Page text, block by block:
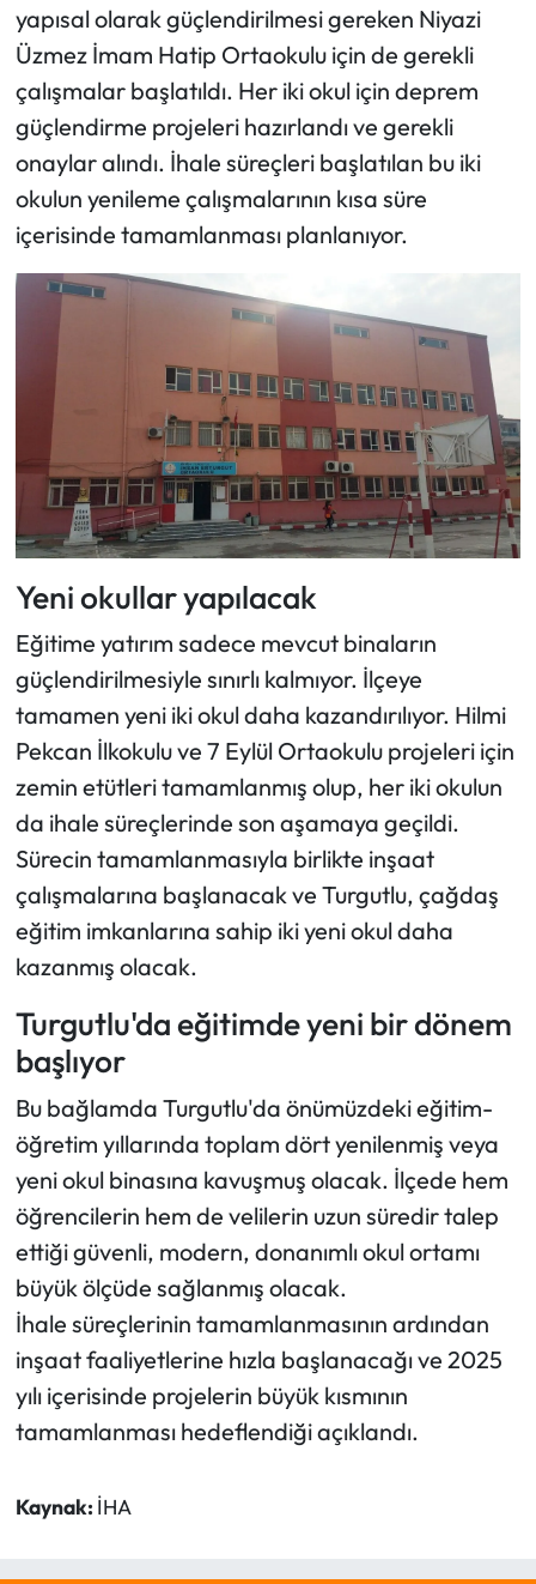
yapısal olarak güçlendirilmesi gereken Niyazi
Üzmez İmam Hatip Ortaokulu için de gerekli
çalışmalar başlatıldı. Her iki okul için deprem
güçlendirme projeleri hazırlandı ve gerekli
onaylar alındı. İhale süreçleri başlatılan bu iki
okulun yenileme çalışmalarının kısa süre
içerisinde tamamlanması planlanıyor.
Yeni okullar yapılacak
Eğitime yatırım sadece mevcut binaların
güçlendirilmesiyle sınırlı kalmıyor. İlçeye
tamamen yeni iki okul daha kazandırılıyor. Hilmi
Pekcan İlkokulu ve 7 Eylül Ortaokulu projeleri için
zemin etütleri tamamlanmış olup, her iki okulun
da ihale süreçlerinde son aşamaya geçildi.
Sürecin tamamlanmasıyla birlikte inşaat
çalışmalarına başlanacak ve Turgutlu, çağdaş
eğitim imkanlarına sahip iki yeni okul daha
kazanmış olacak.
Turgutlu'da eğitimde yeni bir dönem
başlıyor
Bu bağlamda Turgutlu'da önümüzdeki eğitim-
öğretim yıllarında toplam dört yenilenmiş veya
yeni okul binasına kavuşmuş olacak. İlçede hem
öğrencilerin hem de velilerin uzun süredir talep
ettiği güvenli, modern, donanımlı okul ortamı
büyük ölçüde sağlanmış olacak.
İhale süreçlerinin tamamlanmasının ardından
inşaat faaliyetlerine hızla başlanacağı ve 2025
yılı içerisinde projelerin büyük kısmının
tamamlanması hedeflendiği açıklandı.
Kaynak: İHA